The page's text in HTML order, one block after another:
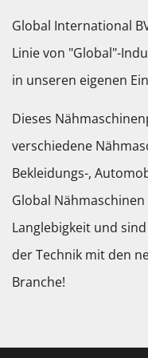
Global International
Linie von "Global"-
in unseren eigenen
Dieses
verschiedene
Bekleidungs-,
Global
Langlebigkeit und
der Technik mit den
Branche!